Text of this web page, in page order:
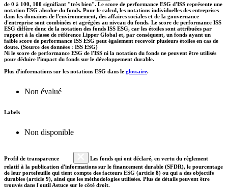
de 0 à 100, 100 signifiant "très bien". Le score de performance ESG d'ISS représente une
notation ESG absolue du fonds. Pour le calcul, les notations individuelles des entreprises
dans les domaines de l'environnement, des affaires sociales et de la gouvernance
d'entreprise sont combinées et agrégées au niveau du fonds. Le score de performance ISS
ESG diffère donc de la notation des fonds ISS ESG, car les étoiles sont attribuées par
rapport à la classe de référence Lipper Global et, par conséquent, un fonds ayant un
faible score de performance ISS ESG peut également recevoir plusieurs étoiles en cas de
doute. (Source des données : ISS ESG)
Ni le score de performance ESG de l'ISS ni la notation du fonds ne peuvent être utilisés
pour déduire l'impact du fonds sur le développement durable.
Plus d'informations sur les notations ESG dans le glossaire.
Non évalué
Labels
Non disponible
Profil de transparence
Les fonds qui ont déclaré, en vertu du règlement
relatif à la publication d'informations sur le financement durable (SFDR), le pourcentage
de leur portefeuille qui tient compte des facteurs ESG (article 8) ou qui a des objectifs
durables (article 9), ainsi que les méthodologies utilisées. Plus de détails peuvent être
trouvés dans l'outil Astuce sur le côté droit.